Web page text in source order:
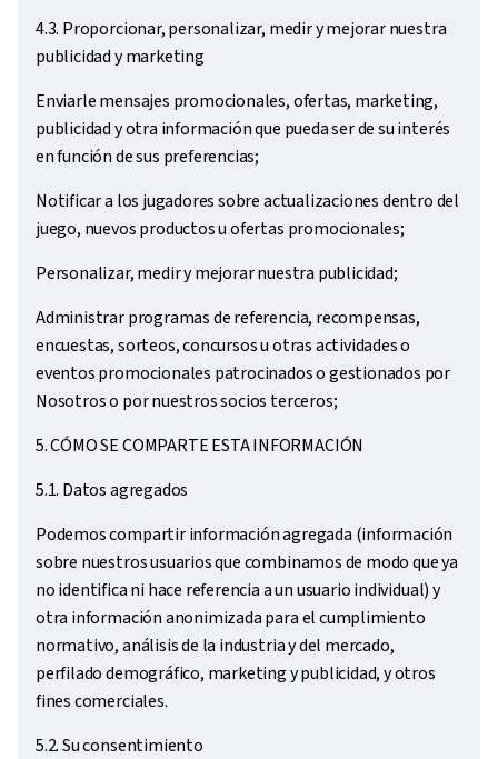
4.3. Proporcionar, personalizar, medir y mejorar nuestra
publicidad y marketing
Enviarle mensajes promocionales, ofertas, marketing,
publicidad y otra información que pueda ser de su interés
en función de sus preferencias;
Notificar a los jugadores sobre actualizaciones dentro del
juego, nuevos productos u ofertas promocionales;
Personalizar, medir y mejorar nuestra publicidad;
Administrar programas de referencia, recompensas,
encuestas, sorteos, concursos u otras actividades o
eventos promocionales patrocinados o gestionados por
Nosotros o por nuestros socios terceros;
5. CÓMO SE COMPARTE ESTA INFORMACIÓN
5.1. Datos agregados
Podemos compartir información agregada (información
sobre nuestros usuarios que combinamos de modo que ya
no identifica ni hace referencia a un usuario individual) y
otra información anonimizada para el cumplimiento
normativo, análisis de la industria y del mercado,
perfilado demográfico, marketing y publicidad, y otros
fines comerciales.
5.2. Su consentimiento